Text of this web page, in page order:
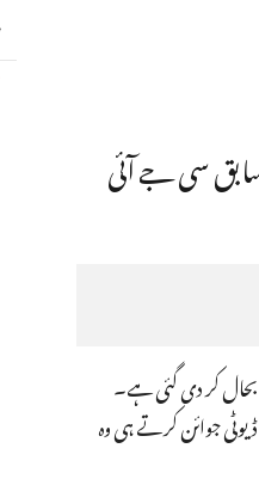
لگایا تھا کہ سابق سی جے آئی
کر دی گئی ہے۔
جوائن کرتے ہی وہ